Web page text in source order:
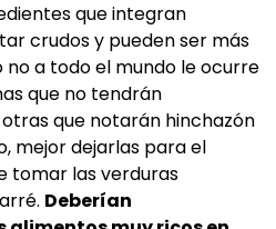
que integran
crudos y pueden ser más
no a todo el mundo le ocurre
que no tendrán
que notarán hinchazón
mejor dejarlas para el
tomar las verduras
Deberían